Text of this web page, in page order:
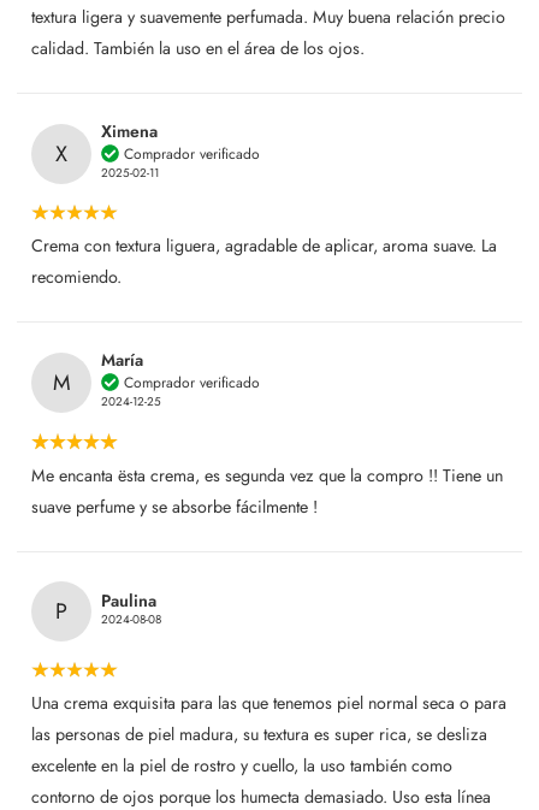
textura ligera y suavemente perfumada. Muy buena relación precio
calidad. También la uso en el área de los ojos.
X
Ximena
Comprador verificado
2025-02-11
Crema con textura liguera, agradable de aplicar, aroma suave. La
recomiendo.
M
María
Comprador verificado
2024-12-25
Me encanta ësta crema, es segunda vez que la compro !! Tiene un
suave perfume y se absorbe fácilmente !
P Paulina
2024-08-08
Una crema exquisita para las que tenemos piel normal seca o para
las personas de piel madura, su textura es super rica, se desliza
excelente en la piel de rostro y cuello, la uso también como
contorno de ojos porque los humecta demasiado. Uso esta línea